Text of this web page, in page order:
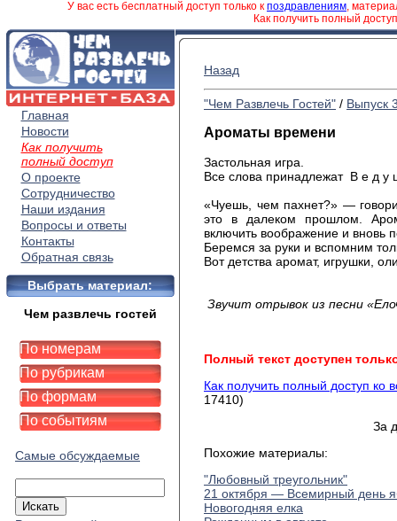
У вас есть бесплатный доступ только к поздравлениям,
Как получить полный
Главная
Новости
Как получить
полный доступ
О проекте
Сотрудничество
Наши издания
Вопросы и ответы
Контакты
Обратная связь
Выбрать материал:
Чем развлечь гостей
По номерам
По рубрикам
По формам
По событиям
Самые обсуждаемые
Назад
"Чем Развлечь Гостей" / Выпуск
Ароматы времени
Застольная игра.
Все слова принадлежат В е д у
«Чуешь, чем пахнет?» —
это в далеком прошлом.
включить воображение и вновь
Беремся за руки и вспомним
Вот детства аромат, игрушки,
Звучит отрывок из песни
Полный текст доступен
Как получить полный доступ ко
17410)
За
Похожие материалы:
"Любовный треугольник"
21 октября — Всемирный день
Новогодняя елка